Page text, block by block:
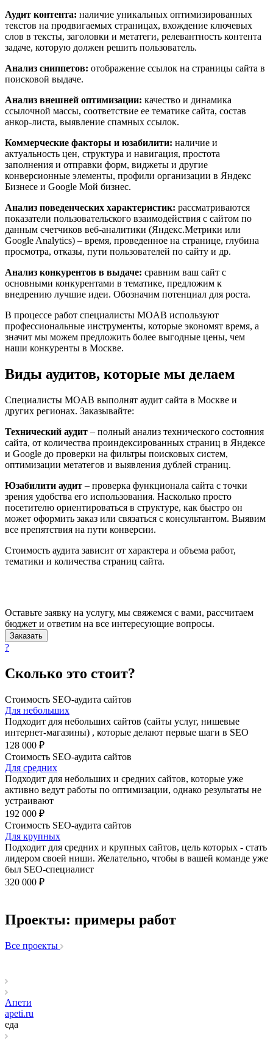
Аудит контента: наличие уникальных оптимизированных
текстов на продвигаемых страницах, вхождение ключевых
слов в тексты, заголовки и метатеги, релевантность контента
задаче, которую должен решить пользователь.
Анализ сниппетов: отображение ссылок на страницы сайта в
поисковой выдаче.
Анализ внешней оптимизации: качество и динамика
ссылочной массы, соответствие ее тематике сайта, состав
анкор-листа, выявление спамных ссылок.
Коммерческие факторы и юзабилити: наличие и
актуальность цен, структура и навигация, простота
заполнения и отправки форм, виджеты и другие
конверсионные элементы, профили организации в Яндекс
Бизнесе и Google Мой бизнес.
Анализ поведенческих характеристик: рассматриваются
показатели пользовательского взаимодействия с сайтом по
данным счетчиков веб-аналитики (Яндекс.Метрики или
Google Analytics) – время, проведенное на странице, глубина
просмотра, отказы, пути пользователей по сайту и др.
Анализ конкурентов в выдаче: сравним ваш сайт с
основными конкурентами в тематике, предложим к
внедрению лучшие идеи. Обозначим потенциал для роста.
В процессе работ специалисты MOAB используют
профессиональные инструменты, которые экономят время, а
значит мы можем предложить более выгодные цены, чем
наши конкуренты в Москве.
Виды аудитов, которые мы делаем
Специалисты MOAB выполнят аудит сайта в Москве и
других регионах. Заказывайте:
Технический аудит – полный анализ технического состояния
сайта, от количества проиндексированных страниц в Яндексе
и Google до проверки на фильтры поисковых систем,
оптимизации метатегов и выявления дублей страниц.
Юзабилити аудит – проверка функционала сайта с точки
зрения удобства его использования. Насколько просто
посетителю ориентироваться в структуре, как быстро он
может оформить заказ или связаться с консультантом. Выявим
все препятствия на пути конверсии.
Стоимость аудита зависит от характера и объема работ,
тематики и количества страниц сайта.
Оставьте заявку на услугу, мы свяжемся с вами, рассчитаем
бюджет и ответим на все интересующие вопросы.
Заказать
?
Сколько это стоит?
Стоимость SEO-аудита сайтов
Для небольших
Подходит для небольших сайтов (сайты услуг, нишевые
интернет-магазины) , которые делают первые шаги в SEO
128 000 ₽
Стоимость SEO-аудита сайтов
Для средних
Подходит для небольших и средних сайтов, которые уже
активно ведут работы по оптимизации, однако результаты не
устраивают
192 000 ₽
Стоимость SEO-аудита сайтов
Для крупных
Подходит для средних и крупных сайтов, цель которых - стать
лидером своей ниши. Желательно, чтобы в вашей команде уже
был SEO-специалист
320 000 ₽
Проекты: примеры работ
Все проекты
Апети
apeti.ru
еда